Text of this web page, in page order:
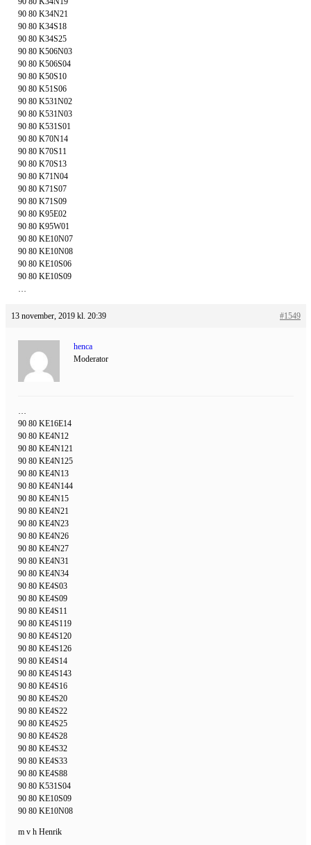
90 80 K34N21
90 80 K34S18
90 80 K34S25
90 80 K506N03
90 80 K506S04
90 80 K50S10
90 80 K51S06
90 80 K531N02
90 80 K531N03
90 80 K531S01
90 80 K70N14
90 80 K70S11
90 80 K70S13
90 80 K71N04
90 80 K71S07
90 80 K71S09
90 80 K95E02
90 80 K95W01
90 80 KE10N07
90 80 KE10N08
90 80 KE10S06
90 80 KE10S09
…
13 november, 2019 kl. 20:39 #1549
henca
Moderator
…
90 80 KE16E14
90 80 KE4N12
90 80 KE4N121
90 80 KE4N125
90 80 KE4N13
90 80 KE4N144
90 80 KE4N15
90 80 KE4N21
90 80 KE4N23
90 80 KE4N26
90 80 KE4N27
90 80 KE4N31
90 80 KE4N34
90 80 KE4S03
90 80 KE4S09
90 80 KE4S11
90 80 KE4S119
90 80 KE4S120
90 80 KE4S126
90 80 KE4S14
90 80 KE4S143
90 80 KE4S16
90 80 KE4S20
90 80 KE4S22
90 80 KE4S25
90 80 KE4S28
90 80 KE4S32
90 80 KE4S33
90 80 KE4S88
90 80 K531S04
90 80 KE10S09
90 80 KE10N08
m v h Henrik